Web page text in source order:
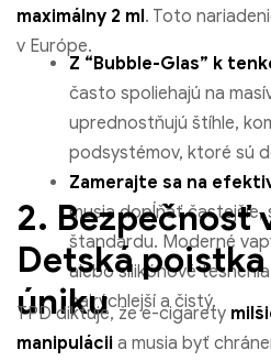
maximálny 2 ml. Toto
v Európe.
Z “Bubble-Glas” k
často spoliehajú na
uprednostňujú štíhle,
podsystémov, ktoré sú
Zamerajte sa na
musia dopĺňať častejšie,
štandardu. Moderné
alebo silikónové
najrýchlejší a čistý.
2. Bezpečnosť
Detská
úniku
TPD diktuje, že e-cigarety
manipulácii a musia byť